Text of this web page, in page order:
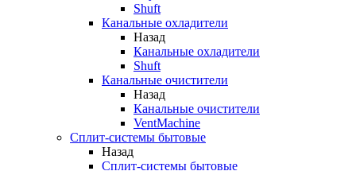
Shuft
Канальные охладители
Назад
Канальные охладители
Shuft
Канальные очистители
Назад
Канальные очистители
VentMachine
Сплит-системы бытовые
Назад
Сплит-системы бытовые